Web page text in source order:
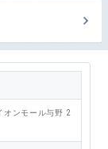
ンモール与野 2